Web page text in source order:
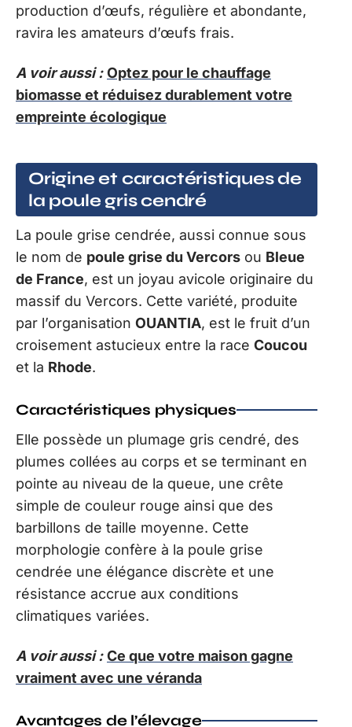
production d’œufs, régulière et abondante,
ravira les amateurs d’œufs frais.
A voir aussi : Optez pour le chauffage
biomasse et réduisez durablement votre
empreinte écologique
Origine et caractéristiques de
la poule gris cendré
La poule grise cendrée, aussi connue sous
le nom de poule grise du Vercors ou Bleue
de France, est un joyau avicole originaire du
massif du Vercors. Cette variété, produite
par l’organisation OUANTIA, est le fruit d’un
croisement astucieux entre la race Coucou
et la Rhode.
Caractéristiques physiques
Elle possède un plumage gris cendré, des
plumes collées au corps et se terminant en
pointe au niveau de la queue, une crête
simple de couleur rouge ainsi que des
barbillons de taille moyenne. Cette
morphologie confère à la poule grise
cendrée une élégance discrète et une
résistance accrue aux conditions
climatiques variées.
A voir aussi : Ce que votre maison gagne
vraiment avec une véranda
Avantages de l’élevage